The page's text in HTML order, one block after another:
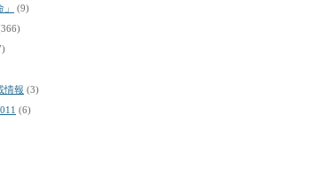
(9)
情報 (3)
(6)